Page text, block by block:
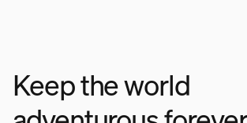
Keep the world